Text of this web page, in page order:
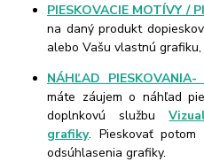
PIESKOVACIE MOTÍVY /
na daný produkt
alebo Vašu vlastnú
NÁHĽAD PIESKOVANIA-
máte záujem o náhľad
doplnkovú službu
grafiky. Pieskovať
odsúhlasenia grafiky.